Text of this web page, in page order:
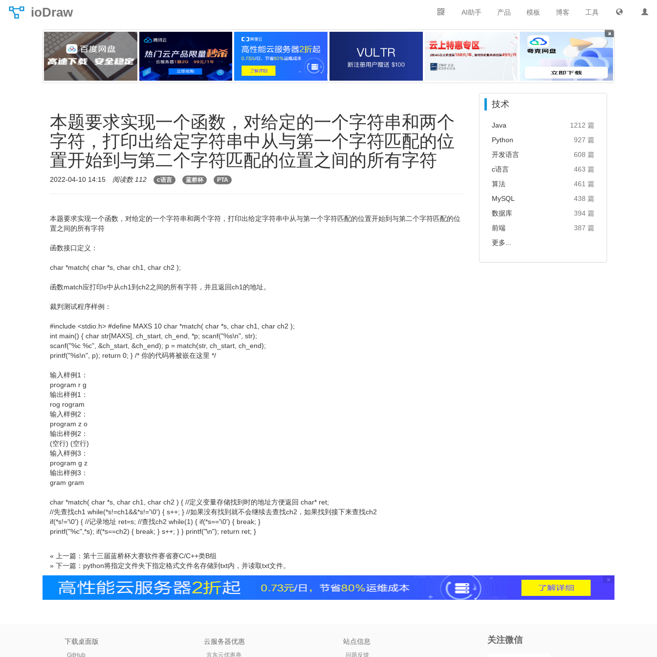
ioDraw 工具
博客
模板
产品
AI助手
×
本题要求实现一个函数，对给定的一个字符串和两个
字符，打印出给定字符串中从与第一个字符匹配的位
置开始到与第二个字符匹配的位置之间的所有字符
2022-04-10 14:15 阅读数 112 c语言 蓝桥杯 PTA
本题要求实现一个函数，对给定的一个字符串和两个字符，打印出给定字符串中从与第一个字符匹配的位置开始到与第二个字符匹配的位
置之间的所有字符
函数接口定义：
char *match( char *s, char ch1, char ch2 );
函数match应打印s中从ch1到ch2之间的所有字符，并且返回ch1的地址。
裁判测试程序样例：
#include <stdio.h> #define MAXS 10 char *match( char *s, char ch1, char ch2 );
int main() { char str[MAXS], ch_start, ch_end, *p; scanf("%s\n", str);
scanf("%c %c", &ch_start, &ch_end); p = match(str, ch_start, ch_end);
printf("%s\n", p); return 0; } /* 你的代码将被嵌在这里 */
输入样例1：
program r g
输出样例1：
rog rogram
输入样例2：
program z o
输出样例2：
(空行) (空行)
输入样例3：
program g z
输出样例3：
gram gram
char *match( char *s, char ch1, char ch2 ) { //定义变量存储找到时的地址方便返回 char* ret;
//先查找ch1 while(*s!=ch1&&*s!='\0') { s++; } //如果没有找到就不会继续去查找ch2，如果找到接下来查找ch2
if(*s!='\0') { //记录地址 ret=s; //查找ch2 while(1) { if(*s=='\0') { break; }
printf("%c",*s); if(*s==ch2) { break; } s++; } } printf("\n"); return ret; }
« 上一篇：第十三届蓝桥杯大赛软件赛省赛C/C++类B组
» 下一篇：python将指定文件夹下指定格式文件名存储到txt内，并读取txt文件。
技术
Java
1212 篇
Python
927 篇
开发语言
608 篇
c语言
463 篇
算法
461 篇
MySQL
438 篇
数据库
394 篇
前端
387 篇
更多...
×
下载桌面版
GitHub
云服务器优惠
京东云优惠券
站点信息
问题反馈
关注微信